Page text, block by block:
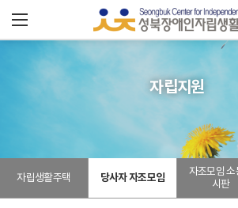
북
장
인
자
자립지원
자립생활주택 당사자 자조모임
자조모임 소
시판